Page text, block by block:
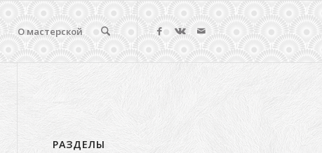
О мастерской
РАЗДЕЛЫ